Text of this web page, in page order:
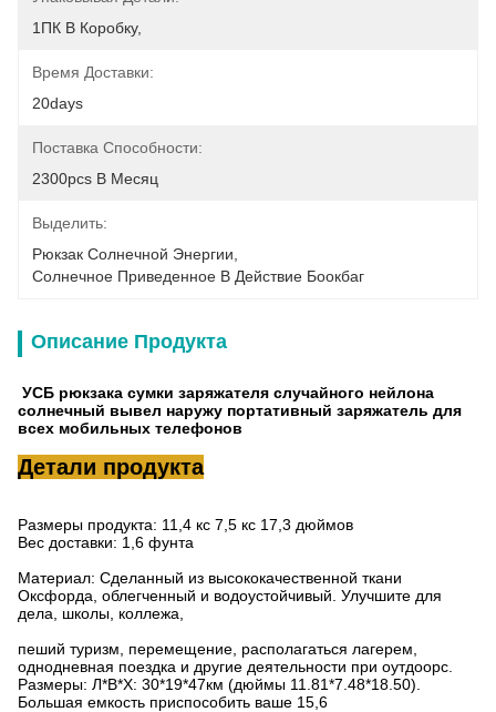
1ПК В Коробку,
Время Доставки:
20days
Поставка Способности:
2300pcs В Месяц
Выделить:
Рюкзак Солнечной Энергии
Солнечное Приведенное В Действие Боокбаг
Описание Продукта
УСБ рюкзака сумки заряжателя случайного нейлона
солнечный вывел наружу портативный заряжатель для
всех мобильных телефонов
Детали продукта
Размеры продукта: 11,4 кс 7,5 кс 17,3 дюймов
Вес доставки: 1,6 фунта
Материал: Сделанный из высококачественной ткани
Оксфорда, облегченный и водоустойчивый. Улучшите для
дела, школы, коллежа,
пеший туризм, перемещение, располагаться лагерем,
однодневная поездка и другие деятельности при оутдоорс.
Размеры: Л*В*Х: 30*19*47км (дюймы 11.81*7.48*18.50).
Большая емкость приспособить ваше 15,6